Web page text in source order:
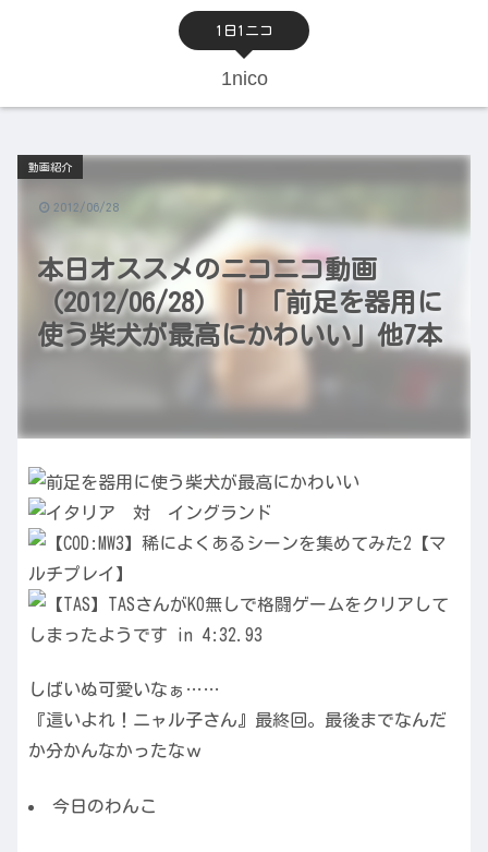
1日1ニコ
1nico
本日オススメのニコニコ動画
（2012/06/28） | 「前足を器用に
使う柴犬が最高にかわいい」他7本
動画紹介
2012/06/28
しばいぬ可愛いなぁ……
『這いよれ！ニャル子さん』最終回。最後までなんだ
か分かんなかったなｗ
今日のわんこ